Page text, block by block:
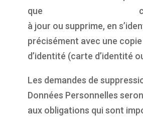
que
à jour ou supprime, en
précisément avec une copie
d’identité (carte d’identité
Les demandes de
Données Personnelles
aux obligations qui sont